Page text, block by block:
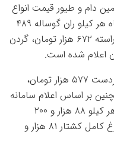
دام و طیور قیمت انواع
گوشت گوساله و گوسفند درب کشتارگاه هر کیلو ران گوساله ۴۸۹
هزار تومان، سردست ۴۷۰ هزار تومان، راسته ۶۷۲ هزار تومان، گردن
در میان انواع گوشت گوسفندی نیز، سردست ۵۷۷ هزار تومان،
همچنین بر اساس اعلام سامانه
یاد شده قیمت ران مرغ درب کارخانه هر کیلو ۸۸ هزار و ۲۰۰
تومان، سینه ۱۶۸ هزار و ۳۰۰ تومان، مرغ کامل کشتار ۸۱ هزار و